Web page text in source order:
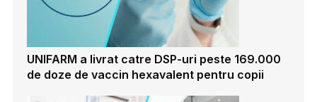
UNIFARM a livrat catre DSP-uri peste 169.000
de doze de vaccin hexavalent pentru copii